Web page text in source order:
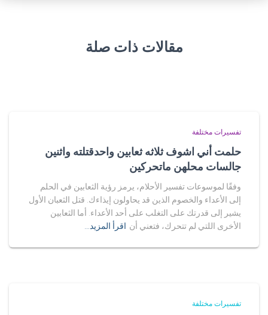
مقالات ذات صلة
تفسيرات مختلفة
حلمت أني اشوف ثلاثه ثعابين واحدقتلته واثنين
جالسات محلهن ماتحركين
وفقًا لموسوعات تفسير الأحلام، يرمز رؤية الثعابين في الحلم
إلى الأعداء والخصوم الذين قد يحاولون إيذاءك. قتل الثعبان الأول
يشير إلى قدرتك على التغلب على أحد الأعداء. أما الثعابين
الأخرى اللتي لم تتحرك، فتعني أن اقرأ المزيد…
تفسيرات مختلفة